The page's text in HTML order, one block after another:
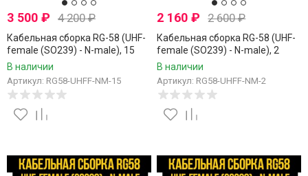
3 500 ₽ 4 200₽
Кабельная сборка RG-58 (UHF-
female (SO239) - N-male), 15
метров
В наличии
Артикул: RG58-UHFF-NM-15
2 160₽ 2 600₽
Кабельная сборка RG-58 (UHF-
female (SO239) - N-male), 2
метра
В наличии
Артикул: RG58-UHFF-NM-2